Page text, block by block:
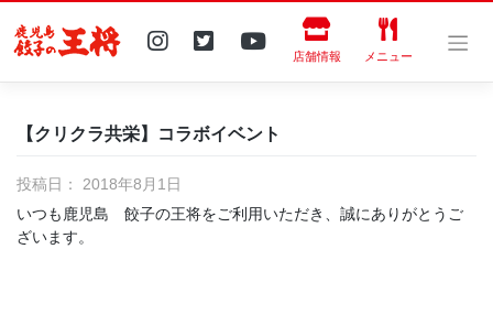
content
店舗情報 メニュー
【クリクラ共栄】コラボイベント
投稿日： 2018年8月1日
いつも鹿児島 餃子の王将をご利用いただき、誠にありがとうご
ざいます。